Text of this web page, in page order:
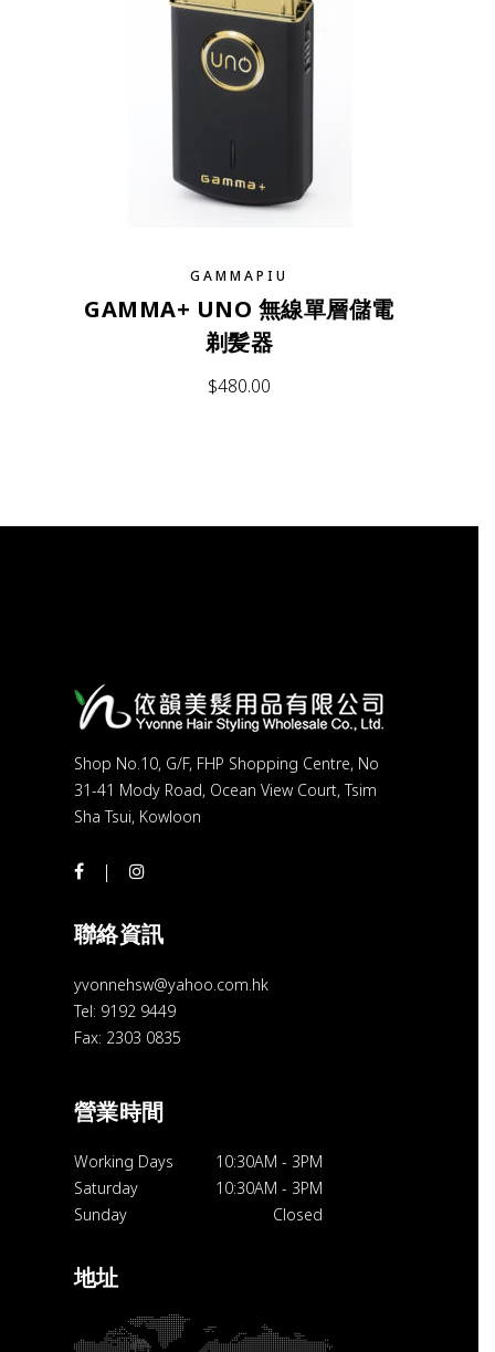
GAMMAPIU
GAMMA+ UNO 無線單層儲電
剃髪器
$480.00
Shop No.10, G/F, FHP Shopping Centre, No
31-41 Mody Road, Ocean View Court, Tsim
Sha Tsui, Kowloon
聯絡資訊
yvonnehsw@yahoo.com.hk
Tel: 9192 9449
Fax: 2303 0835
營業時間
Working Days 10:30AM - 3PM
Saturday
10:30AM - 3PM
Sunday
Closed
地址